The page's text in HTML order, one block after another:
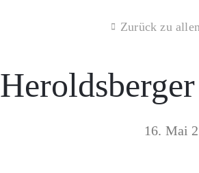
Zurück zu
16. Mai